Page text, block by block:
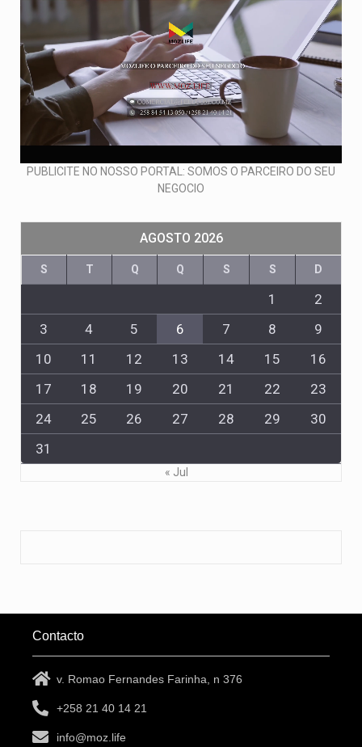
PUBLICITE NO NOSSO PORTAL: SOMOS O PARCEIRO DO SEU
NEGOCIO
AGOSTO 2026
S T Q Q S S D
1
2
3
4 5 6 7 8
9
10
11 12 13 14 15
16
17
18 19 20 21 22
23
24
25 26 27 28 29
30
31
« Jul
Contacto
v. Romao Fernandes Farinha, n 376
+258 21 40 14 21
info@moz.life